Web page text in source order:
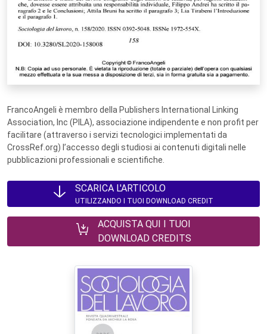
FrancoAngeli è membro della Publishers International Linking
Association, Inc (PILA), associazione indipendente e non profit per
facilitare (attraverso i servizi tecnologici implementati da
CrossRef.org) l’accesso degli studiosi ai contenuti digitali nelle
pubblicazioni professionali e scientifiche.
SCARICA L'ARTICOLO
UTILIZZANDO I TUOI DOWNLOAD CREDIT
ACQUISTA QUI I TUOI
DOWNLOAD CREDITS